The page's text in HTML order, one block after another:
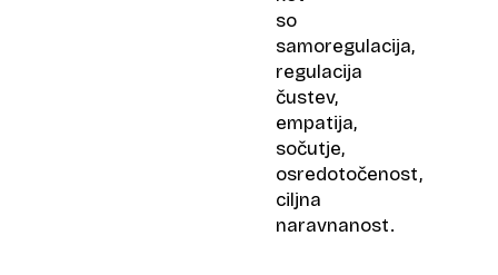
so
samoregulacija,
regulacija
čustev,
empatija,
sočutje,
osredotočenost,
ciljna
naravnanost.